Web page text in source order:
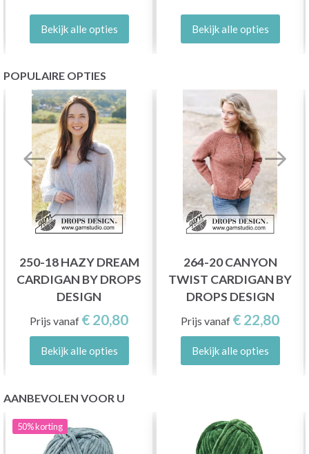
Bekijk alle opties Bekijk alle opties
POPULAIRE OPTIES
250-18 HAZY DREAM
CARDIGAN BY DROPS
DESIGN
Prijs vanaf € 20,80
Bekijk alle opties
264-20 CANYON
TWIST CARDIGAN BY
DROPS DESIGN
Prijs vanaf € 22,80
Bekijk alle opties
AANBEVOLEN VOOR U
50%korting